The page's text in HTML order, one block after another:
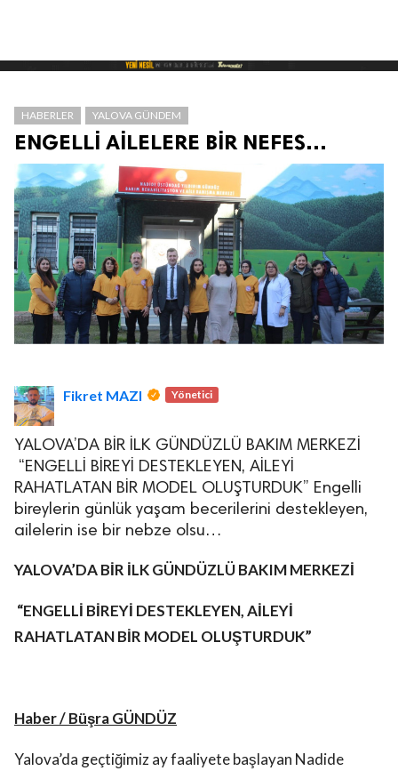
HABERLER YALOVA GÜNDEM
ENGELLİ AİLELERE BİR NEFES…
Fikret MAZI Yönetici
YALOVA’DA BİR İLK GÜNDÜZLÜ BAKIM MERKEZİ
“ENGELLİ BİREYİ DESTEKLEYEN, AİLEYİ
RAHATLATAN BİR MODEL OLUŞTURDUK” Engelli
bireylerin günlük yaşam becerilerini destekleyen,
ailelerin ise bir nebze olsu…
YALOVA’DA BİR İLKGÜNDÜZLÜ BAKIM MERKEZİ
“ENGELLİ BİREYİ DESTEKLEYEN, AİLEYİ
RAHATLATAN BİR MODEL OLUŞTURDUK”
Haber / Büşra GÜNDÜZ
Yalova’da geçtiğimiz ay faaliyete başlayan Nadide